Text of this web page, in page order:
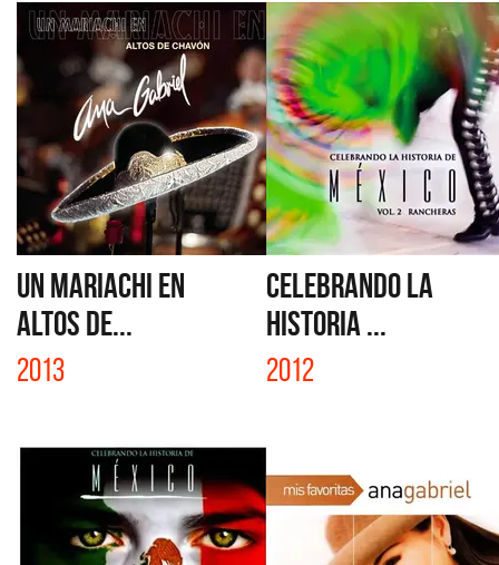
UN MARIACHI EN
ALTOS DE...
2013
CELEBRANDO LA
HISTORIA ...
2012